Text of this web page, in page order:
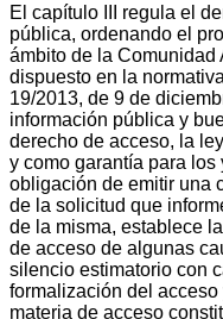
El capítulo III regula el
pública, ordenando el
ámbito de la Comunidad
dispuesto en la
19/2013, de 9 de
información pública y
derecho de acceso, la
y como garantía para
obligación de emitir una
de la solicitud que
de la misma, establece
de acceso de algunas
silencio estimatorio con
formalización del
materia de acceso